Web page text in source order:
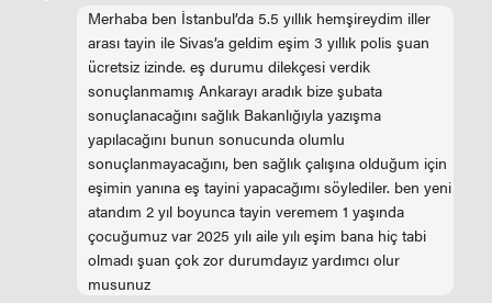
Merhaba ben İstanbul’da 5.5 yıllık hemşireydim iller
arası tayin ile Sivas’a geldim eşim 3 yıllık polis şuan
ücretsiz izinde. eş durumu dilekçesi verdik
sonuçlanmamış Ankarayı aradık bize şubata
sonuçlanacağını sağlık Bakanlığıyla yazışma
yapılacağını bunun sonucunda olumlu
sonuçlanmayacağını, ben sağlık çalışına olduğum için
eşimin yanına eş tayini yapacağımı söylediler. ben yeni
atandım 2 yıl boyunca tayin veremem 1 yaşında
çocuğumuz var 2025 yılı aile yılı eşim bana hiç tabi
olmadı şuan çok zor durumdayız yardımcı olur
musunuz